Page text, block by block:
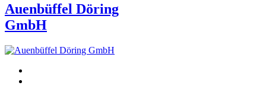
Auenbüffel Döring
GmbH